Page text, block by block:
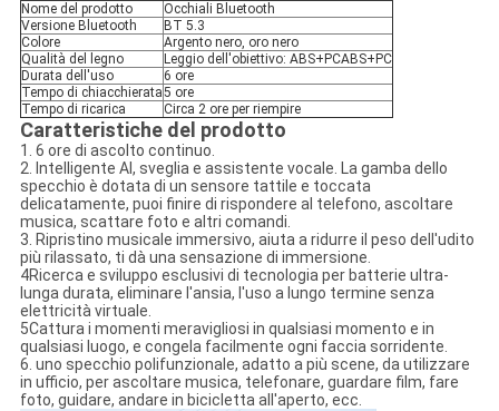
Nome del prodotto
Occhiali Bluetooth
Versione Bluetooth
BT 5.3
Colore
Argento nero, oro nero
Qualità del legno
Leggio dell'obiettivo: ABS+PCABS+PC
Durata dell'uso
6 ore
Tempo di chiacchierata5 ore
Tempo di ricarica
Circa 2 ore per riempire
Caratteristiche del prodotto
1. 6 ore di ascolto continuo.
2. Intelligente AI, sveglia e assistente vocale. La gamba dello
specchio è dotata di un sensore tattile e toccata
delicatamente, puoi finire di rispondere al telefono, ascoltare
musica, scattare foto e altri comandi.
3. Ripristino musicale immersivo, aiuta a ridurre il peso dell'udito
più rilassato, ti dà una sensazione di immersione.
4Ricerca e sviluppo esclusivi di tecnologia per batterie ultra-
lunga durata, eliminare l'ansia, l'uso a lungo termine senza
elettricità virtuale.
5Cattura i momenti meravigliosi in qualsiasi momento e in
qualsiasi luogo, e congela facilmente ogni faccia sorridente.
6. uno specchio polifunzionale, adatto a più scene, da utilizzare
in ufficio, per ascoltare musica, telefonare, guardare film, fare
foto, guidare, andare in bicicletta all'aperto, ecc.